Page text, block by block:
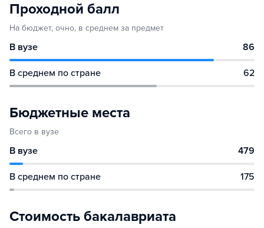
Проходной балл
На бюджет, очно, в среднем за предмет
В вузе 86
В среднем по стране 62
Бюджетные места
Всего в вузе
В вузе 479
В среднем по стране 175
Стоимость бакалавриата